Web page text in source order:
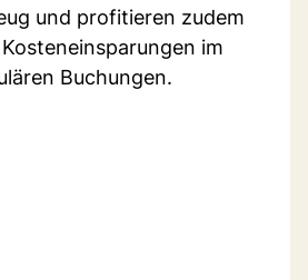
und profitieren zudem
im
Buchungen.